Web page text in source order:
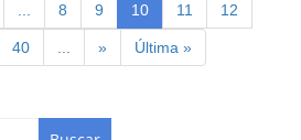
... 8 9 10 11 12
40 ... » Última »